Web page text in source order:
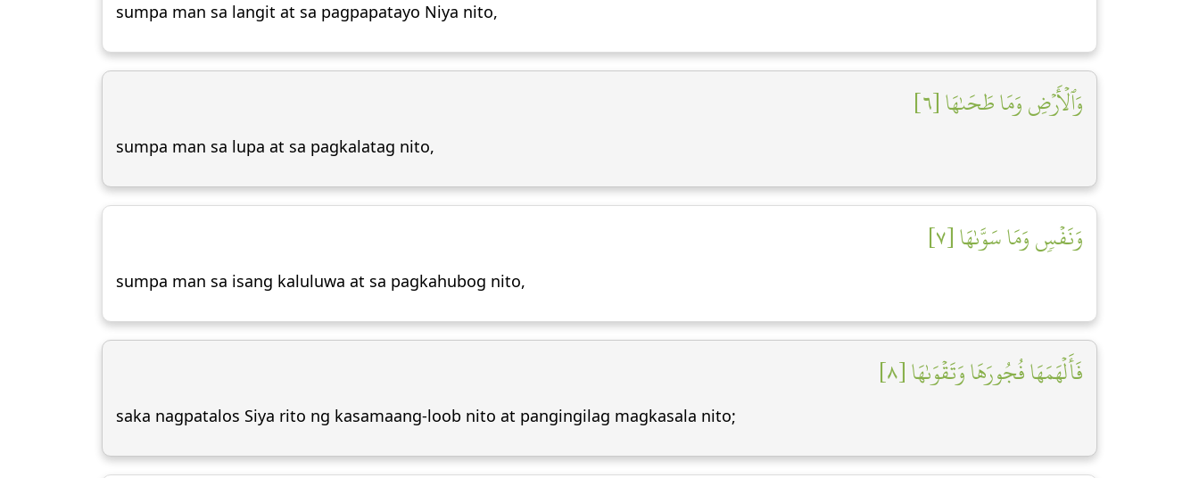
sumpa man sa langit at sa pagpapatayo Niya nito,
وَٱلۡأَرۡضِ وَمَا طَحَىٰهَا [٦]
sumpa man sa lupa at sa pagkalatag nito,
وَنَفۡسٖ وَمَا سَوَّىٰهَا [٧]
sumpa man sa isang kaluluwa at sa pagkahubog nito,
فَأَلۡهَمَهَا فُجُورَهَا وَتَقۡوَىٰهَا [٨]
saka nagpatalos Siya rito ng kasamaang-loob nito at pangingilag magkasala nito;